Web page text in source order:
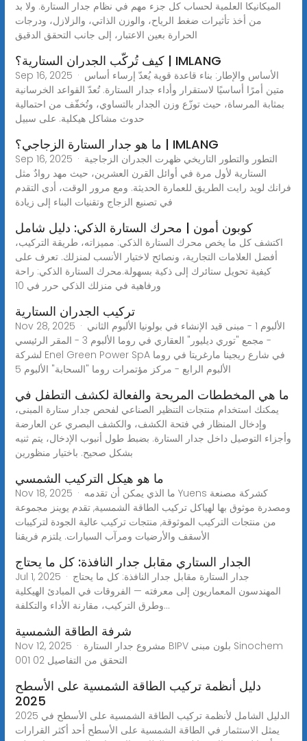
الميكانيكا العلمية لحساب كل جزء مهم في نظام جدار الستارة. ولا بد
من أخذ تأثيرات ضغط الرياح، والوزن الذاتي، والزلازل، ودرجات
الحرارة بعين الاعتبار، إلى جانب التحقق الدقيق
كيف تُركّب الجدران الستارية؟ | IMLANG
Sep 16, 2025 · الأساس والإطار: بناء قاعدة قوية يُعدّ إرساء أساس
متين أمرًا أساسيًا لاستقرار وأداء جدار الستارة. تُعدّ القواعد الخرسانية
بمثابة المرساة، حيث توزّع وزن الجدار بالتساوي، وتُخفّف من احتمالية
حدوث مشاكل هيكلية. على سبيل
ما هو جدار الستارة الزجاجي؟ | IMLANG
Sep 16, 2025 · التطور والتطور التاريخي ظهرت الجدران الزجاجية
الستارية لأول مرة في أوائل القرن العشرين، حيث مهد روادٌ مثل
فرانك لويد رايت الطريق للعمارة الحديثة. ومع مرور الوقت، أدى التقدم
في تصنيع الزجاج وتقنيات البناء إلى زيادة
كوبون أمون | محرك الستارة الذكي: دليل شامل
اكتشف كل ما يخص محرك الستارة الذكي: مميزاته، طريقة التركيب،
أفضل العلامات التجارية، ونصائح لاختيار الأنسب لمنزلك. تعرف على
كيفية تحويل ستائرك إلى ذكية بسهولة.محرك الستارة الذكي: راحة
ورفاهية في منزلك الذكي حرر في 10
تركيب الجدران الستارية
Nov 28, 2025 · الألبوم 1 - مبنى قيد الإنشاء في بولونيا الألبوم الثاني
- مجمع "توري ديليور" العقاري في روما الألبوم 3 - المقر الرئيسي
لشركة Enel Green Power SpA في شارع ريجينا مارغريتا في روما
الألبوم الرابع - مركز مؤتمرات روما "السحابة" الألبوم 5
ما هي المخططات المريحة والفعالة لكشف التطفل في
يمكنك استخدام منتجات التنظير الصناعي لفحص جدار ستارة المبنى،
وإدخال المنظار في فتحة الكشف، والكشف البصري عن العارضة
وأجزاء التوصيل داخل جدار الستارة. بضبط طول أنبوب الإدخال، يتم ثنيه
بشكل صحيح. باختيار منظورين
ما هو هيكل التركيب الشمسي
Nov 18, 2025 · ما الذي يمكن أن تقدمه Yuens كشركة مصنعة
ومصدرة موثوق بها لهياكل تركيب الطاقة الشمسية, تقدم يوينز مجموعة
من منتجات التركيب الموثوقة, منتجات تركيب عالية الجودة لتركيبات
الأسقف والأرضيات ومرآب السيارات. يلتزم فريقنا
الجدار الستاري مقابل جدار النافذة: كل ما يحتاج
Jul 1, 2025 · جدار الستارة مقابل جدار النافذة: كل ما يحتاج
المهندسون المعماريون إلى معرفته — الفروقات في المبادئ الهيكلية
وطرق التركيب، مقارنة الأداء والتكلفة...
شرفة الطاقة الشمسية
Nov 12, 2025 · مشروع جدار الستارة BIPV بلون مبنى Sinochem
001 التحقق من التفاصيل 02
دليل أنظمة تركيب الطاقة الشمسية على الأسطح
2025
الدليل الشامل لأنظمة تركيب الطاقة الشمسية على الأسطح في 2025
يمثل الاستثمار في الطاقة الشمسية على الأسطح أحد أكثر القرارات